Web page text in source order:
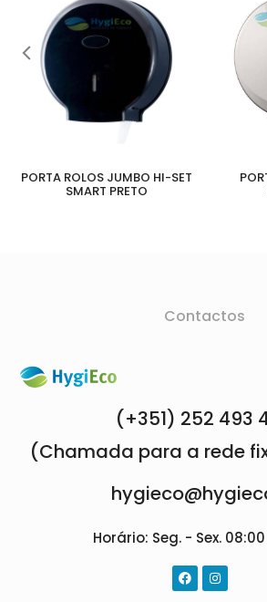
PORTA ROLOS JUMBO HI-SET
SMART PRETO
Contactos
(+351) 252 493
(Chamada para a rede
Horário: Seg. - Sex.